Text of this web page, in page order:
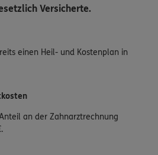
Versicherte.
einen Heil- und Kostenplan in
an der Zahnarztrechnung